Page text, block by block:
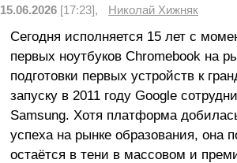
15.06.2026 [17:23], Николай Хижняк
Сегодня исполняется 15 лет с
первых ноутбуков Chromebook на
подготовки первых устройств к
запуску в 2011 году Google
Samsung. Хотя платформа
успеха на рынке образования, она
остаётся в тени в массовом и